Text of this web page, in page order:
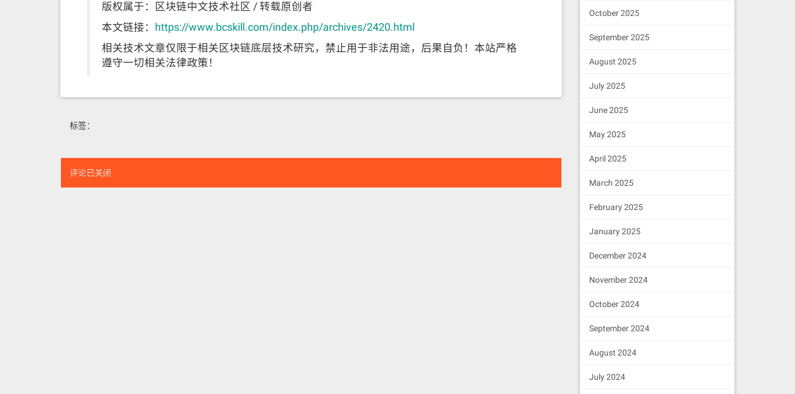
版权属于：区块链中文技术社区 / 转载原创者
本文链接： https://www.bcskill.com/index.php/archives/2420.html
相关技术文章仅限于相关区块链底层技术研究，禁止用于非法用途，后果自负！本站严格
遵守一切相关法律政策！
标签：
评论已关闭
October 2025
September 2025
August 2025
July 2025
June 2025
May 2025
April 2025
March 2025
February 2025
January 2025
December 2024
November 2024
October 2024
September 2024
August 2024
July 2024